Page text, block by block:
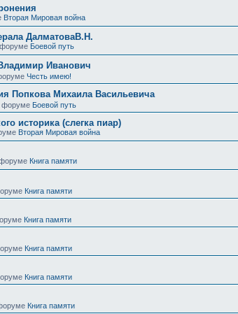
Вторая Мировая война
ДалматоваВ.Н.
Боевой путь
Иванович
Честь имею!
Попкова Михаила Васильевича
форуме Боевой путь
историка (слегка пиар)
Вторая Мировая война
Книга памяти
Книга памяти
Книга памяти
Книга памяти
Книга памяти
Книга памяти